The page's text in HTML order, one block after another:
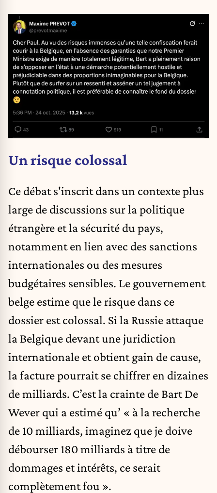
Un risque colossal
Ce débat s'inscrit dans un contexte plus
large de discussions sur la politique
étrangère et la sécurité du pays,
notamment en lien avec des sanctions
internationales ou des mesures
budgétaires sensibles. Le gouvernement
belge estime que le risque dans ce
dossier est colossal. Si la Russie attaque
la Belgique devant une juridiction
internationale et obtient gain de cause,
la facture pourrait se chiffrer en dizaines
de milliards. C’est la crainte de Bart De
Wever qui a estimé qu’ « à la recherche
de 10 milliards, imaginez que je doive
débourser 180 milliards à titre de
dommages et intérêts, ce serait
complètement fou ».